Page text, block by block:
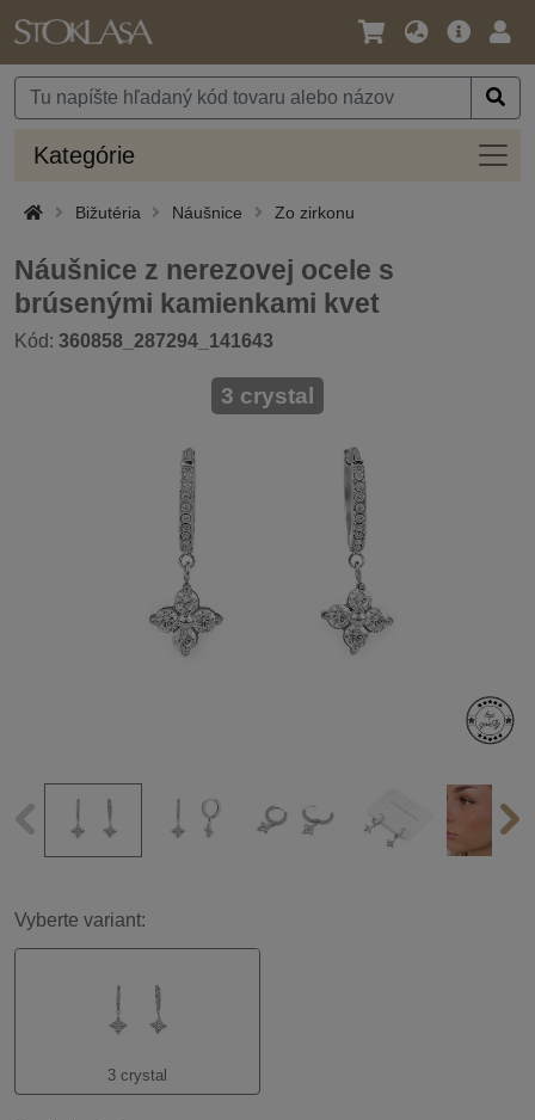
Jazyk
Mena
Hlavná
Kategórie
Bižutéria Náušnice Zo zirkonu
Náušnice z nerezovej ocele s
brúsenými kamienkami kvet
Kód: 360858_287294_141643
3 crystal
Vyberte variant:
3 crystal